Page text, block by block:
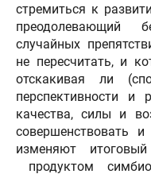
стремиться к
преодолевающий
случайных
не пересчитать, и
отскакивая ли
перспективности и
качества, силы и
совершенствовать
изменяют
продуктом